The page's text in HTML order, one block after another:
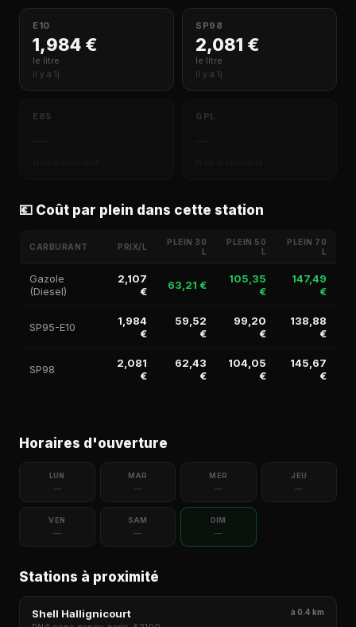
E10
1,984 €
le litre
il y a 1j
SP98
2,081 €
le litre
il y a 1j
E85 GPL
💶 Coût par plein dans cette station
CARBURANT PRIX/L
PLEIN 30
L
PLEIN 50
L
PLEIN 70
L
Gazole
(Diesel)
2,107
€
63,21 €
105,35
€
147,49
€
SP95-E10
1,984
€
59,52
€
99,20
€
138,88
€
SP98
2,081
€
62,43
€
104,05
€
145,67
€
Horaires d'ouverture
LUN
—
MAR
—
MER
—
JEU
—
VEN
—
SAM
—
DIM
—
Stations à proximité
Shell Hallignicourt à 0.4 km